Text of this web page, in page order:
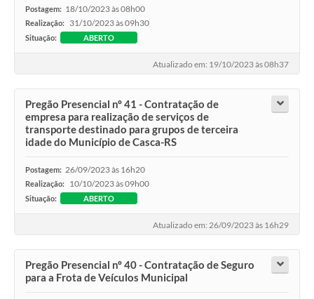
Postagem: 18/10/2023 às 08h00
Realização: 31/10/2023 às 09h30
Situação: ABERTO
Atualizado em: 19/10/2023 às 08h37
Pregão Presencial nº 41 - Contratação de
empresa para realização de serviços de
transporte destinado para grupos de terceira
idade do Município de Casca-RS
Postagem: 26/09/2023 às 16h20
Realização: 10/10/2023 às 09h00
Situação: ABERTO
Atualizado em: 26/09/2023 às 16h29
Pregão Presencial nº 40 - Contratação de Seguro
para a Frota de Veículos Municipal